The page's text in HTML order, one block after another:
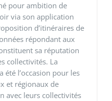
pour ambition de
via son application
d’itinéraires de
répondant aux
sa réputation
collectivités. La
été l’occasion pour les
et régionaux de
avec leurs collectivités